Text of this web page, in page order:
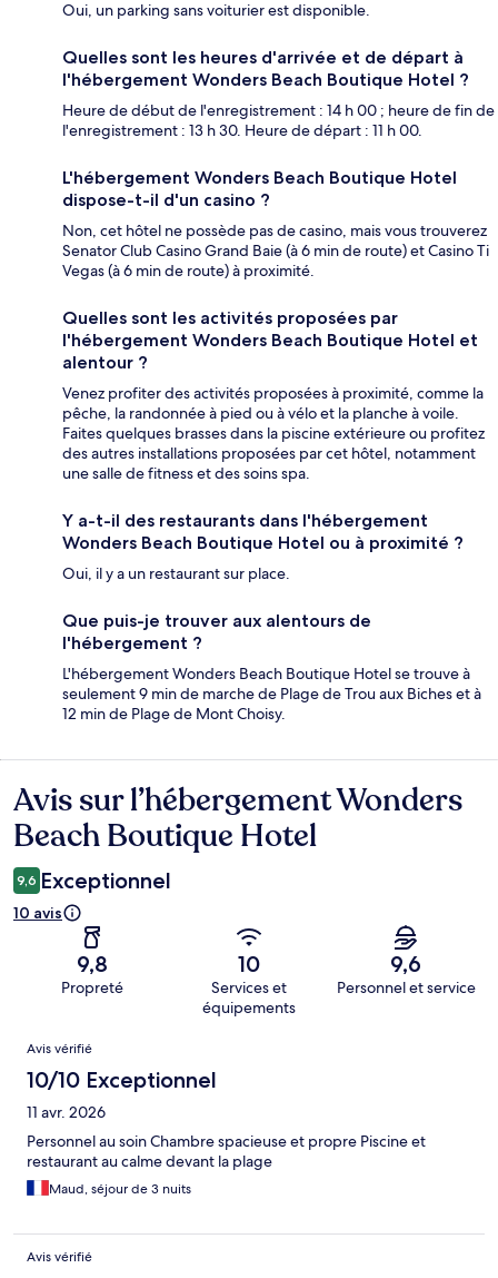
Oui, un parking sans voiturier est disponible.
Quelles sont les heures d'arrivée et de départ à
l'hébergement Wonders Beach Boutique Hotel ?
Heure de début de l'enregistrement : 14 h 00 ; heure de fin de
l'enregistrement : 13 h 30. Heure de départ : 11 h 00.
L'hébergement Wonders Beach Boutique Hotel
dispose-t-il d'un casino ?
Non, cet hôtel ne possède pas de casino, mais vous trouverez
Senator Club Casino Grand Baie (à 6 min de route) et Casino Ti
Vegas (à 6 min de route) à proximité.
Quelles sont les activités proposées par
l'hébergement Wonders Beach Boutique Hotel et
alentour ?
Venez profiter des activités proposées à proximité, comme la
pêche, la randonnée à pied ou à vélo et la planche à voile.
Faites quelques brasses dans la piscine extérieure ou profitez
des autres installations proposées par cet hôtel, notamment
une salle de fitness et des soins spa.
Y a-t-il des restaurants dans l'hébergement
Wonders Beach Boutique Hotel ou à proximité ?
Oui, il y a un restaurant sur place.
Que puis-je trouver aux alentours de
l'hébergement ?
L'hébergement Wonders Beach Boutique Hotel se trouve à
seulement 9 min de marche de Plage de Trou aux Biches et à
12 min de Plage de Mont Choisy.
Avis
Avis sur l’hébergement Wonders
Beach Boutique Hotel
9,6 Exceptionnel
10 avis
9,8
Propreté
10
Services et
équipements
9,6
Personnel et service
Avis
Avis vérifié
10/10 Exceptionnel
11 avr. 2026
Personnel au soin Chambre spacieuse et propre Piscine et
restaurant au calme devant la plage
Maud, séjour de 3 nuits
Avis vérifié